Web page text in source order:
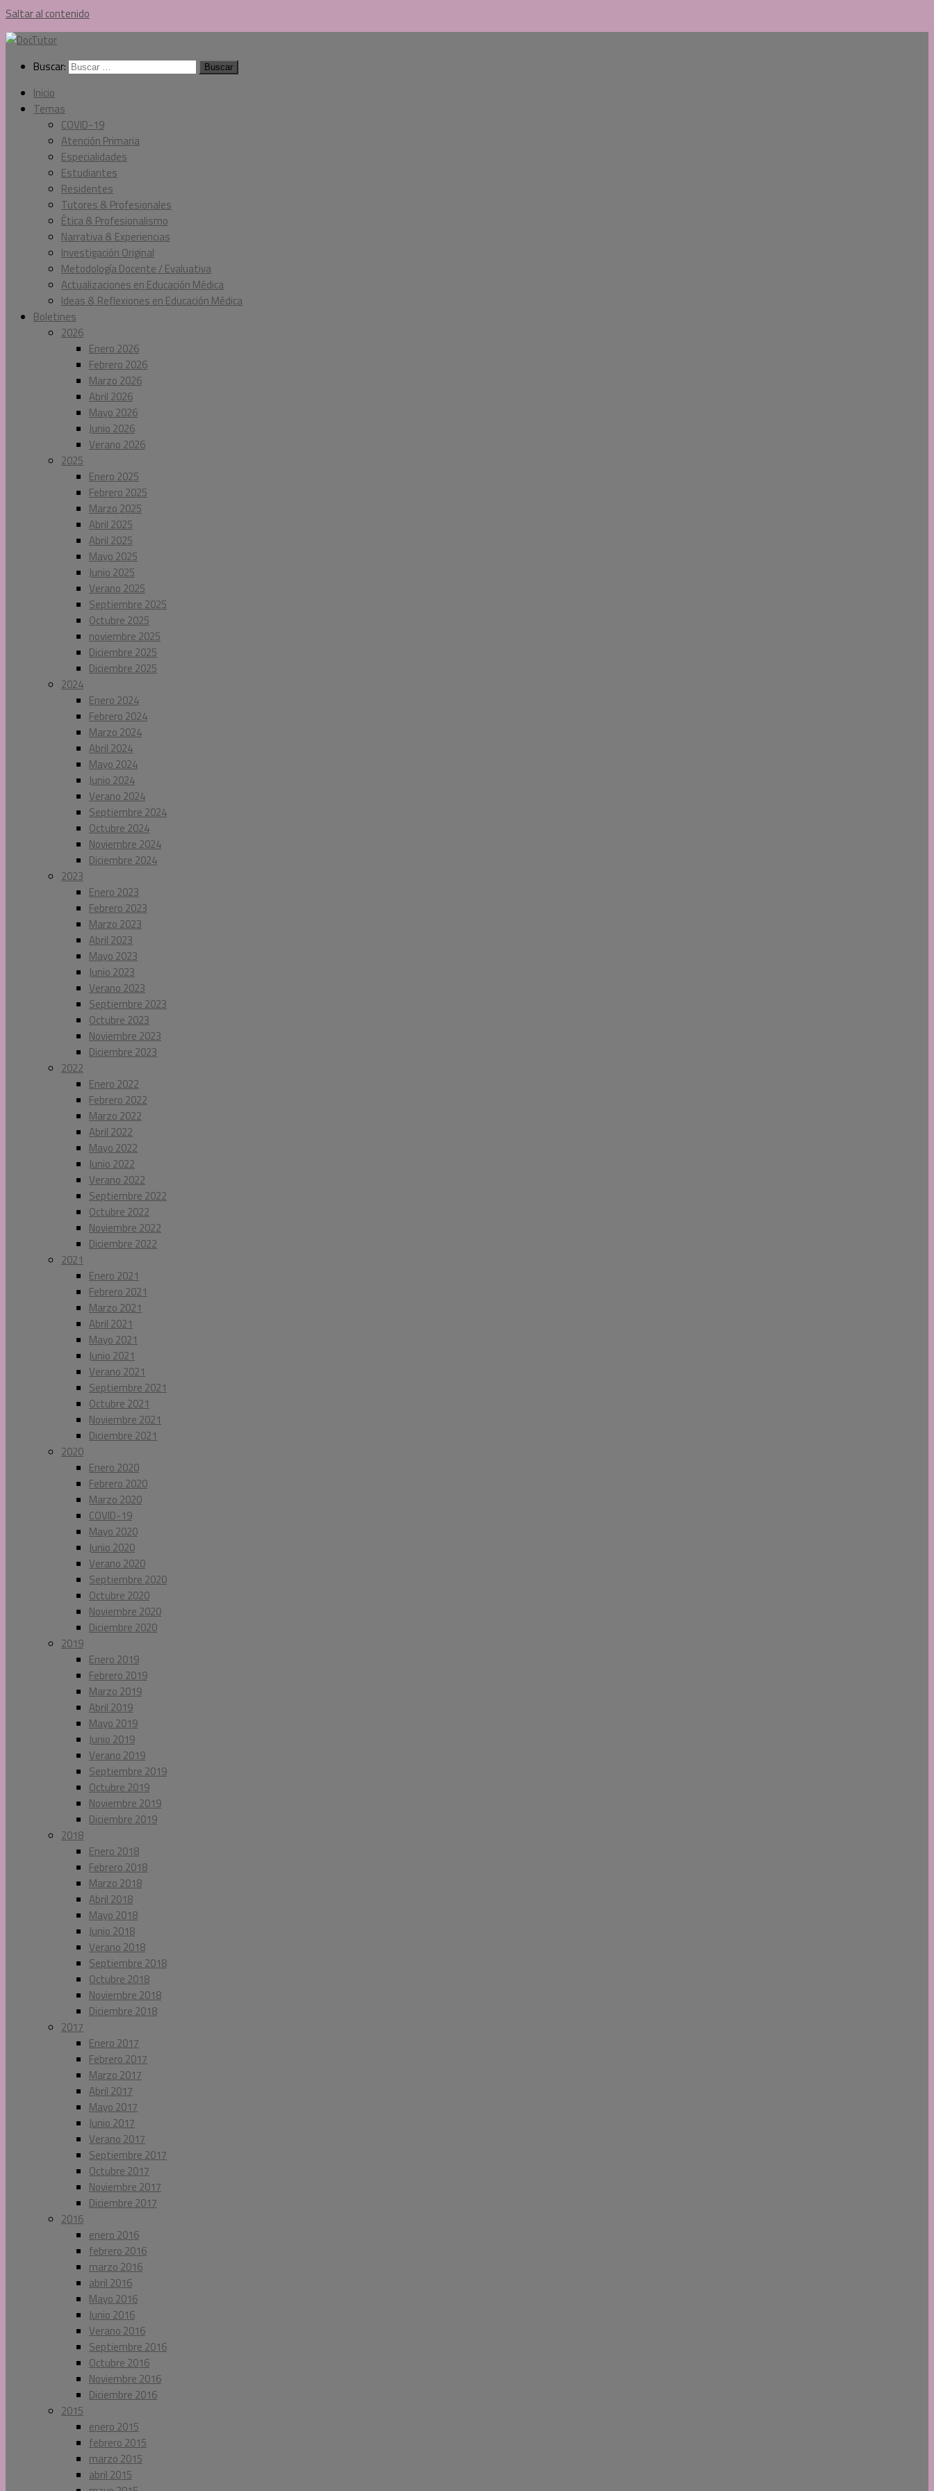
Saltar al contenido
Buscar:
Inicio
Temas
COVID-19
Atención Primaria
Especialidades
Estudiantes
Residentes
Tutores & Profesionales
Ética & Profesionalismo
Narrativa & Experiencias
Investigación Original
Metodología Docente / Evaluativa
Actualizaciones en Educación Médica
Ideas & Reflexiones en Educación Médica
Boletines
2026
Enero 2026
Febrero 2026
Marzo 2026
Abril 2026
Mayo 2026
Junio 2026
Verano 2026
2025
Enero 2025
Febrero 2025
Marzo 2025
Abril 2025
Abril 2025
Mayo 2025
Junio 2025
Verano 2025
Septiembre 2025
Octubre 2025
noviembre 2025
Diciembre 2025
Diciembre 2025
2024
Enero 2024
Febrero 2024
Marzo 2024
Abril 2024
Mayo 2024
Junio 2024
Verano 2024
Septiembre 2024
Octubre 2024
Noviembre 2024
Diciembre 2024
2023
Enero 2023
Febrero 2023
Marzo 2023
Abril 2023
Mayo 2023
Junio 2023
Verano 2023
Septiembre 2023
Octubre 2023
Noviembre 2023
Diciembre 2023
2022
Enero 2022
Febrero 2022
Marzo 2022
Abril 2022
Mayo 2022
Junio 2022
Verano 2022
Septiembre 2022
Octubre 2022
Noviembre 2022
Diciembre 2022
2021
Enero 2021
Febrero 2021
Marzo 2021
Abril 2021
Mayo 2021
Junio 2021
Verano 2021
Septiembre 2021
Octubre 2021
Noviembre 2021
Diciembre 2021
2020
Enero 2020
Febrero 2020
Marzo 2020
COVID-19
Mayo 2020
Junio 2020
Verano 2020
Septiembre 2020
Octubre 2020
Noviembre 2020
Diciembre 2020
2019
Enero 2019
Febrero 2019
Marzo 2019
Abril 2019
Mayo 2019
Junio 2019
Verano 2019
Septiembre 2019
Octubre 2019
Noviembre 2019
Diciembre 2019
2018
Enero 2018
Febrero 2018
Marzo 2018
Abril 2018
Mayo 2018
Junio 2018
Verano 2018
Septiembre 2018
Octubre 2018
Noviembre 2018
Diciembre 2018
2017
Enero 2017
Febrero 2017
Marzo 2017
Abril 2017
Mayo 2017
Junio 2017
Verano 2017
Septiembre 2017
Octubre 2017
Noviembre 2017
Diciembre 2017
2016
enero 2016
febrero 2016
marzo 2016
abril 2016
Mayo 2016
Junio 2016
Verano 2016
Septiembre 2016
Octubre 2016
Noviembre 2016
Diciembre 2016
2015
enero 2015
febrero 2015
marzo 2015
abril 2015